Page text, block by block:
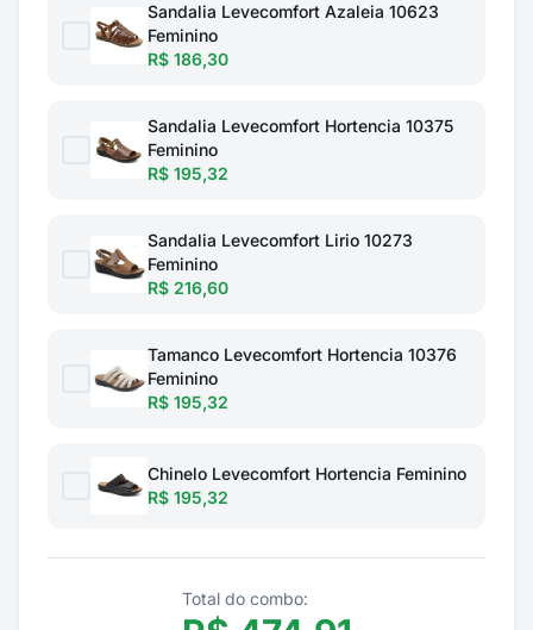
Sandalia Levecomfort Azaleia 10623
Feminino
R$ 186,30
Sandalia Levecomfort Hortencia 10375
Feminino
R$ 195,32
Sandalia Levecomfort Lirio 10273
Feminino
R$ 216,60
Tamanco Levecomfort Hortencia 10376
Feminino
R$ 195,32
Chinelo Levecomfort Hortencia Feminino
R$ 195,32
Total do combo: